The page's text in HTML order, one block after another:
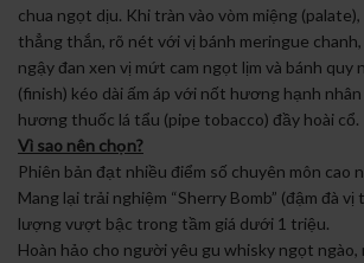
chua ngọt dịu. Khi tràn vào vòm miệng
thẳng thắn, rõ nét với vị bánh meringue
ngậy đan xen vị mứt cam ngọt lịm và bánh quy
(finish) kéo dài ấm áp với nốt hương hạnh nhân
hương thuốc lá tẩu (pipe tobacco) đầy hoài cổ.
Vì sao nên chọn?
Phiên bản đạt nhiều điểm số chuyên môn cao
Mang lại trải nghiệm “Sherry Bomb” (đậm đà
lượng vượt bậc trong tầm giá dưới 1 triệu.
Hoàn hảo cho người yêu gu whisky ngọt ngào,